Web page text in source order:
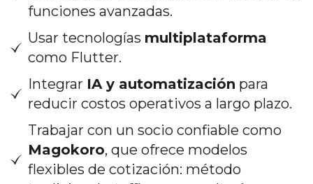
funciones avanzadas.
Usar tecnologías multiplataforma
como Flutter.
Integrar IA y automatización para
reducir costos operativos a largo plazo.
Trabajar con un socio confiable como
Magokoro, que ofrece modelos
flexibles de cotización: método